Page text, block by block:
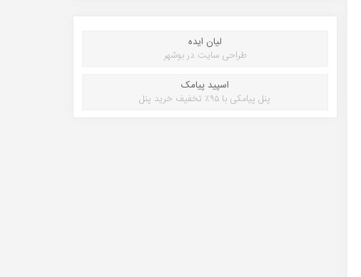
لیان ایده
طراحی سایت در بوشهر
اسپید پیامک
پنل پیامکی با ۹۵٪ تخفیف خرید پنل